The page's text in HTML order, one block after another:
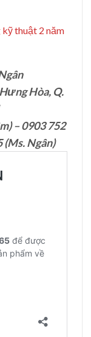
kỹ thuật 2 năm
Hòa, Q.
– 0903 752
(Ms. Ngân)